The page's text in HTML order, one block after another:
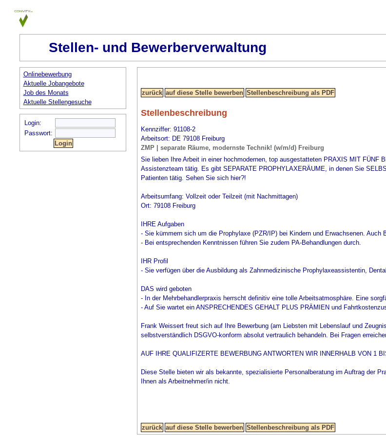
Stellen- und Bewerberverwaltung
Onlinebewerbung
Aktuelle Jobangebote
Job des Monats
Aktuelle Stellengesuche
Login:
Passwort:
Stellenbeschreibung
Kennziffer: 91108-2
Arbeitsort: DE 79108 Freiburg
ZMP | separate Räume, modernste Technik! (w/m/d) Freiburg
Sie lieben Ihre Arbeit in einer hochmodernen, top ausgestatteten PRAXIS MIT FÜNF
Assistenzteam tätig. Es gibt SEPARATE PROPHYLAXERÄUME, in denen Sie
Patienten tätig. Sehen Sie sich hier?!
Arbeitsumfang: Vollzeit oder Teilzeit (mit Nachmittagen)
Ort: 79108 Freiburg
IHRE Aufgaben
- Sie kümmern sich um die Prophylaxe (PZR/IP) bei Kindern und Erwachsenen. Auch
- Bei entsprechenden Kenntnissen führen Sie zudem PA-Behandlungen durch.
IHR Profil
- Sie verfügen über die Ausbildung als Zahnmedizinische Prophylaxeassistentin,
DAS wird geboten
- In der Mehrbehandlerpraxis herrscht definitiv eine tolle Arbeitsatmosphäre. Eine
- Auf Sie wartet ein ANSPRECHENDES GEHALT PLUS PRÄMIEN und
Frank Weissert freut sich auf Ihre Bewerbung (am Liebsten mit Lebenslauf und
selbstverständlich DSGVO-konform absolut vertraulich behandeln. Bei Fragen
AUF IHRE QUALIFIZERTE BEWERBUNG ANTWORTEN WIR INNERHALB VON 1
Diese Stelle bieten wir als bekannte, spezialisierte Personalberatung im Auftrag der
Ihnen als Arbeitnehmer/in nicht.